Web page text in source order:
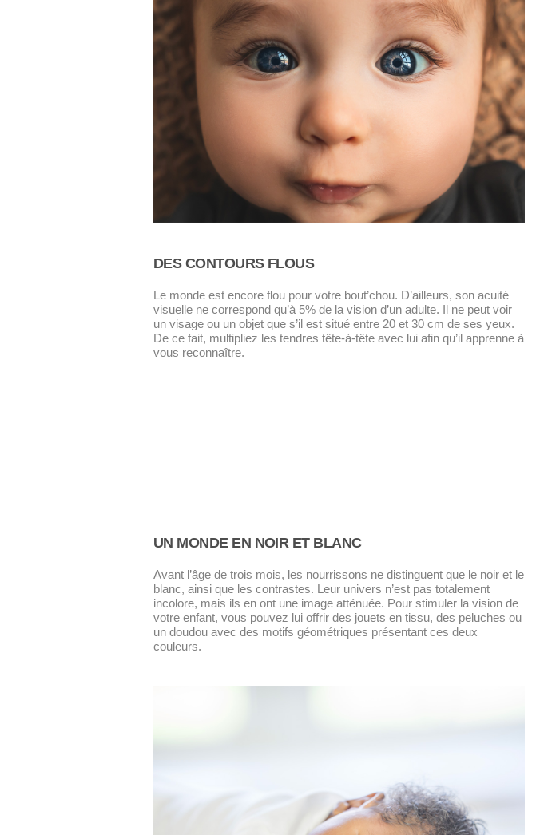
DES CONTOURS FLOUS
Le monde est encore flou pour votre bout’chou. D’ailleurs, son acuité
visuelle ne correspond qu’à 5% de la vision d’un adulte. Il ne peut voir
un visage ou un objet que s’il est situé entre 20 et 30 cm de ses yeux.
De ce fait, multipliez les tendres tête-à-tête avec lui afin qu’il apprenne à
vous reconnaître.
UN MONDE EN NOIR ET BLANC
Avant l’âge de trois mois, les nourrissons ne distinguent que le noir et le
blanc, ainsi que les contrastes. Leur univers n’est pas totalement
incolore, mais ils en ont une image atténuée. Pour stimuler la vision de
votre enfant, vous pouvez lui offrir des jouets en tissu, des peluches ou
un doudou avec des motifs géométriques présentant ces deux
couleurs.